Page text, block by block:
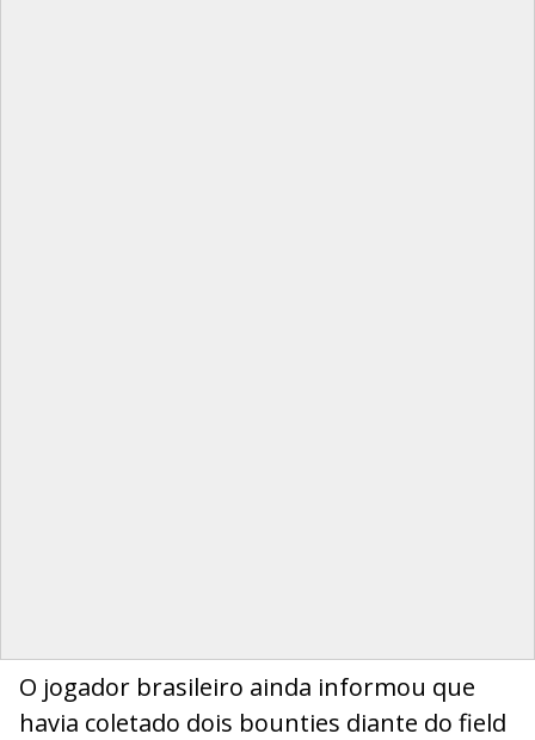
O jogador brasileiro ainda informou que
havia coletado dois bounties diante do field